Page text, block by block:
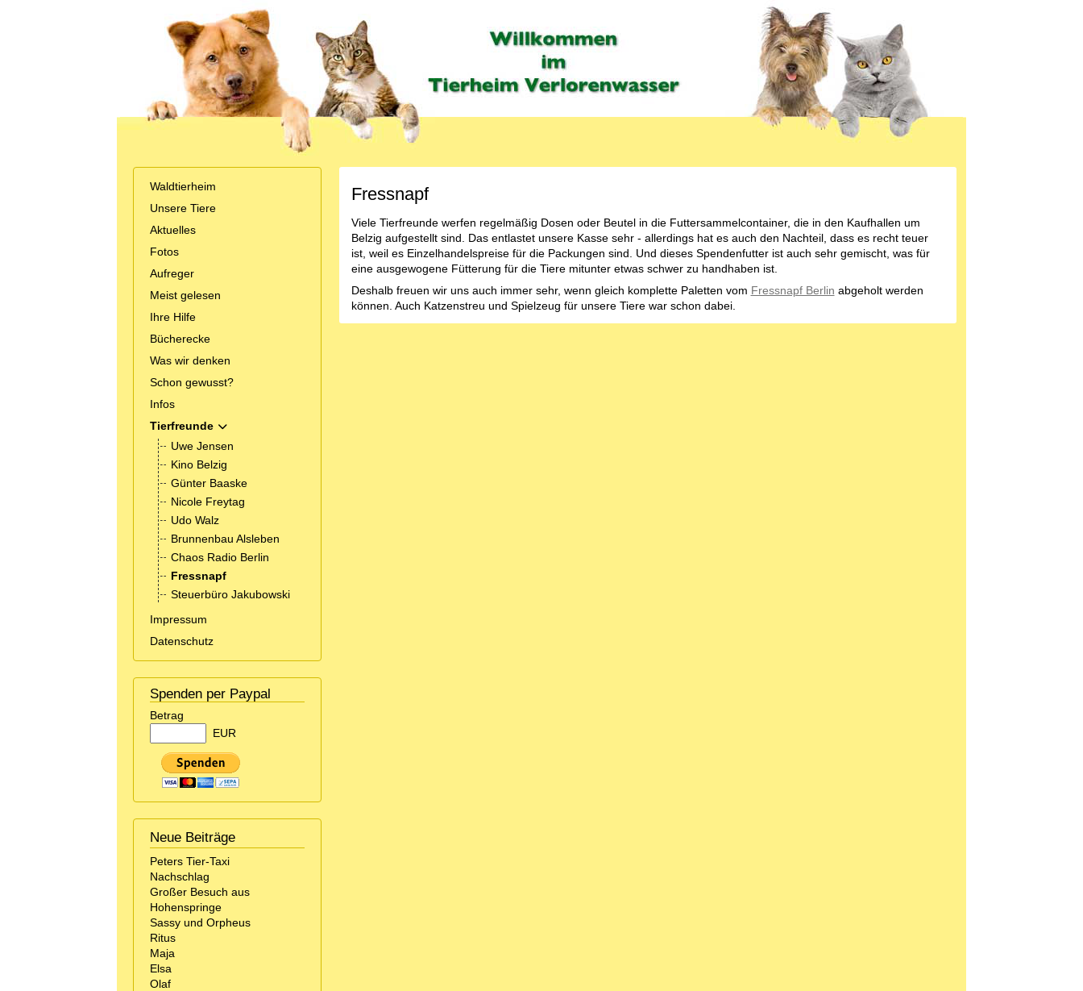
Waldtierheim
Unsere Tiere
Aktuelles
Fotos
Aufreger
Meist gelesen
Ihre Hilfe
Bücherecke
Was wir denken
Schon gewusst?
Infos
Tierfreunde
MOD_MENU_TOGGLE_SUBMENU_LABEL
Uwe Jensen
Kino Belzig
Günter Baaske
Nicole Freytag
Udo Walz
Brunnenbau Alsleben
Chaos Radio Berlin
Fressnapf
Steuerbüro Jakubowski
Impressum
Datenschutz
Spenden per Paypal
Betrag
EUR
Neue Beiträge
Peters Tier-Taxi
Nachschlag
Großer Besuch aus
Hohenspringe
Sassy und Orpheus
Ritus
Maja
Elsa
Olaf
Fressnapf
Viele Tierfreunde werfen regelmäßig Dosen oder Beutel in die Futtersammelcontainer, die in den Kaufhallen um
Belzig aufgestellt sind. Das entlastet unsere Kasse sehr - allerdings hat es auch den Nachteil, dass es recht teuer
ist, weil es Einzelhandelspreise für die Packungen sind. Und dieses Spendenfutter ist auch sehr gemischt, was für
eine ausgewogene Fütterung für die Tiere mitunter etwas schwer zu handhaben ist.
Deshalb freuen wir uns auch immer sehr, wenn gleich komplette Paletten vom Fressnapf Berlin abgeholt werden
können. Auch Katzenstreu und Spielzeug für unsere Tiere war schon dabei.